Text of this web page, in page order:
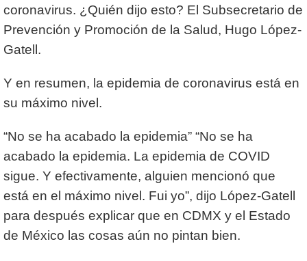
coronavirus. ¿Quién dijo esto? El Subsecretario de
Prevención y Promoción de la Salud, Hugo López-
Gatell.
Y en resumen, la epidemia de coronavirus está en
su máximo nivel.
“No se ha acabado la epidemia” “No se ha
acabado la epidemia. La epidemia de COVID
sigue. Y efectivamente, alguien mencionó que
está en el máximo nivel. Fui yo”, dijo López-Gatell
para después explicar que en CDMX y el Estado
de México las cosas aún no pintan bien.